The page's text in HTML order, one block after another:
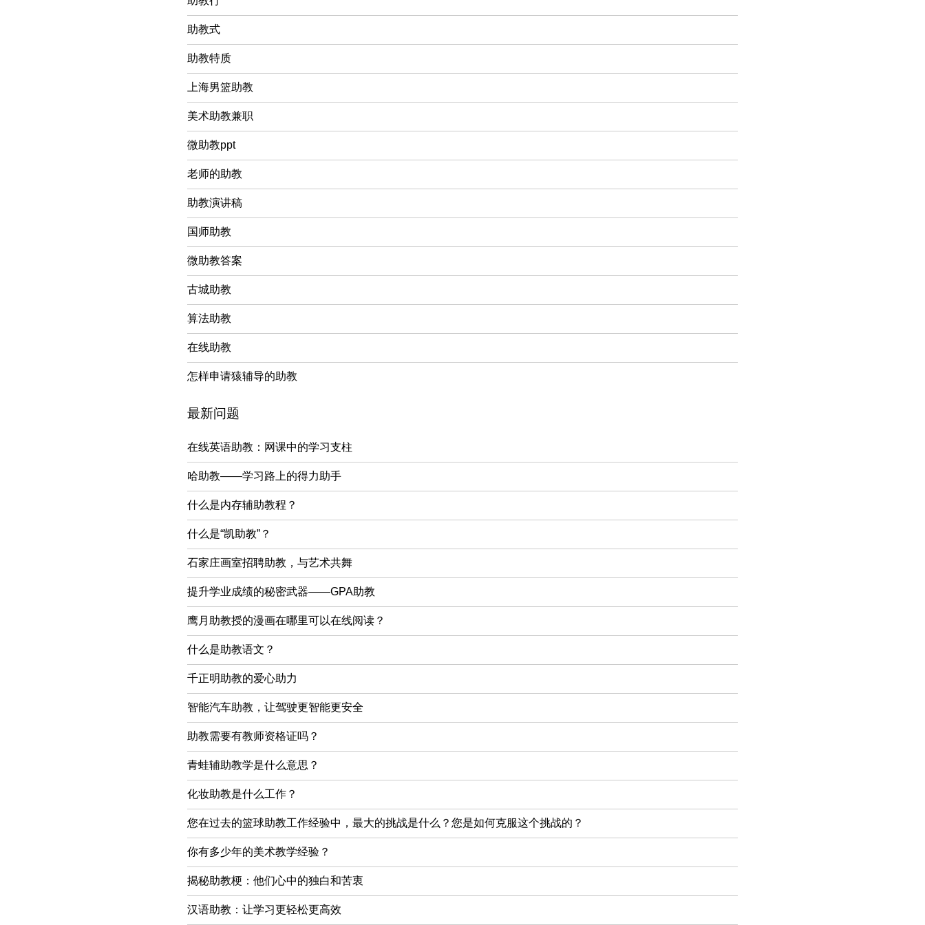
助教式
助教特质
上海男篮助教
美术助教兼职
微助教ppt
老师的助教
助教演讲稿
国师助教
微助教答案
古城助教
算法助教
在线助教
怎样申请猿辅导的助教
最新问题
在线英语助教：网课中的学习支柱
哈助教——学习路上的得力助手
什么是内存辅助教程？
什么是“凯助教”？
石家庄画室招聘助教，与艺术共舞
提升学业成绩的秘密武器——GPA助教
鹰月助教授的漫画在哪里可以在线阅读？
什么是助教语文？
千正明助教的爱心助力
智能汽车助教，让驾驶更智能更安全
助教需要有教师资格证吗？
青蛙辅助教学是什么意思？
化妆助教是什么工作？
您在过去的篮球助教工作经验中，最大的挑战是什么？您是如何克服这个挑战的？
你有多少年的美术教学经验？
揭秘助教梗：他们心中的独白和苦衷
汉语助教：让学习更轻松更高效